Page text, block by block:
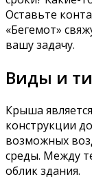
Оставьте
«Бегемот»
вашу задачу.
Виды и
Крыша
конструкции
возможных
среды. Между
облик здания.